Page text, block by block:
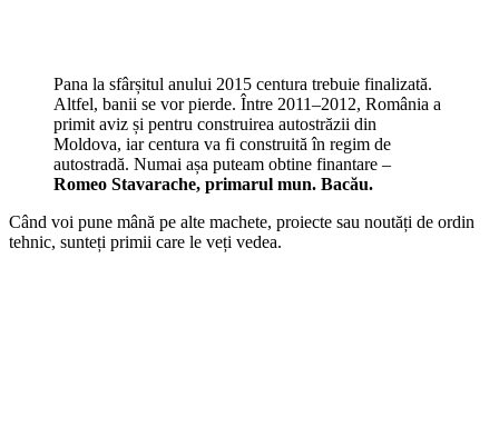
Pana la sfârșitul anului 2015 centura trebuie finalizată.
Altfel, banii se vor pierde. Între 2011–2012, România a
primit aviz și pentru construirea autostrăzii din
Moldova, iar centura va fi construită în regim de
autostradă. Numai așa puteam obtine finantare –
Romeo Stavarache, primarul mun. Bacău.
Când voi pune mână pe alte machete, proiecte sau noutăți de ordin
tehnic, sunteți primii care le veți vedea.